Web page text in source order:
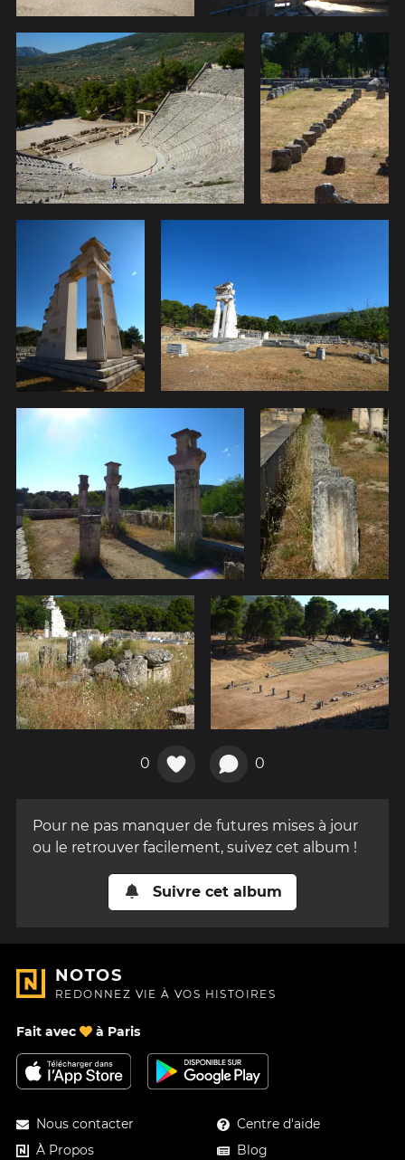
0 0
Pour ne pas manquer de futures mises à jour
ou le retrouver facilement, suivez cet album !
Suivre cet album
NOTOS
REDONNEZ VIE À VOS HISTOIRES
Fait avec à Paris
Nous contacter
À Propos
Centre d'aide
Blog